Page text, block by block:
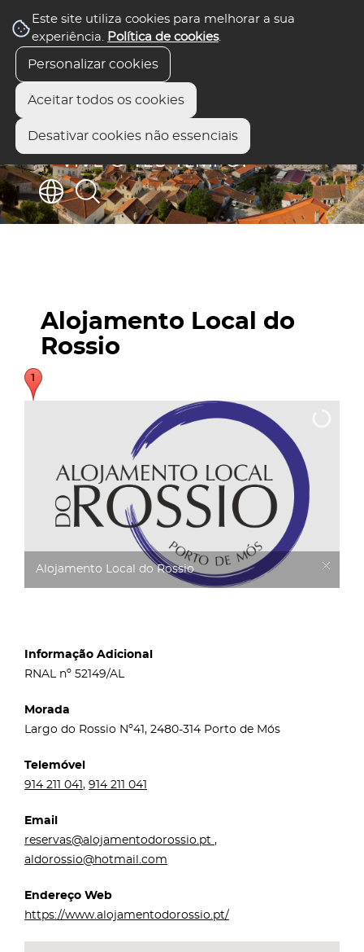
Este site utiliza cookies para melhorar a sua
experiência. Política de cookies.
Personalizar cookies
Aceitar todos os cookies
Desativar cookies não essenciais
Alojamento Local do
Rossio
Alojamento Local do Rossio
Informação Adicional
RNAL nº 52149/AL
Morada
Largo do Rossio Nº41, 2480-314 Porto de Mós
Telemóvel
914 211 041, 914 211 041
Email
reservas@alojamentodorossio.pt ,
aldorossio@hotmail.com
Endereço Web
https://www.alojamentodorossio.pt/